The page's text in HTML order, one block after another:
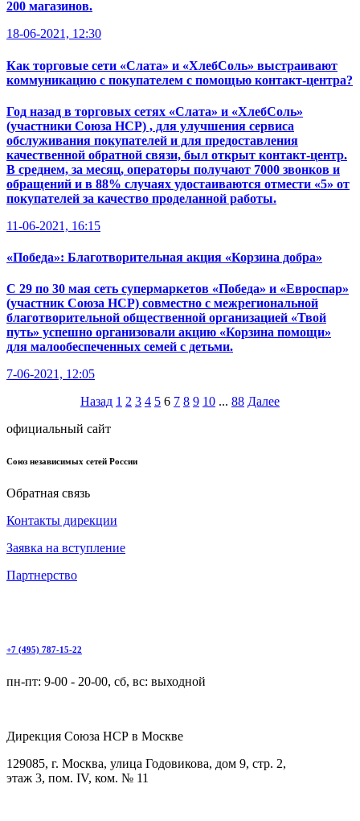
200 магазинов.
18-06-2021, 12:30
Как торговые сети «Слата» и «ХлебСоль» выстраивают
коммуникацию с покупателем с помощью контакт-центра?
Год назад в торговых сетях «Слата» и «ХлебСоль»
(участники Союза НСР) , для улучшения сервиса
обслуживания покупателей и для предоставления
качественной обратной связи, был открыт контакт-центр.
В среднем, за месяц, операторы получают 7000 звонков и
обращений и в 88% случаях удостаиваются отмести «5» от
покупателей за качество проделанной работы.
11-06-2021, 16:15
«Победа»: Благотворительная акция «Корзина добра»
С 29 по 30 мая сеть супермаркетов «Победа» и «Евроспар»
(участник Союза НСР) совместно с межрегиональной
благотворительной общественной организацией «Твой
путь» успешно организовали акцию «Корзина помощи»
для малообеспеченных семей с детьми.
7-06-2021, 12:05
Назад 1 2 3 4 5 6 7 8 9 10 ... 88 Далее
официальный сайт
Союз независимых сетей России
Обратная связь
Контакты дирекции
Заявка на вступление
Партнерство
+7 (495) 787-15-22
пн-пт: 9-00 - 20-00, сб, вс: выходной
Дирекция Cоюза НСР в Москве
129085, г. Москва, улица Годовикова, дом 9, стр. 2,
этаж 3, пом. IV, ком. № 11